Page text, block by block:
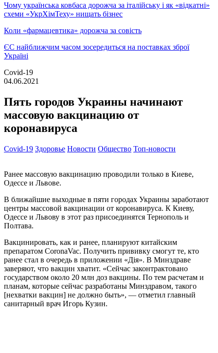
Чому українська ковбаса дорожча за італійську і як «відкатні»
схеми «УкрХімТеху» нищать бізнес
Коли «фармацевтика» дорожча за совість
ЄС найближчим часом зосередиться на поставках зброї
Україні
Covid-19
04.06.2021
Пять городов Украины начинают
массовую вакцинацию от
коронавируса
Covid-19 Здоровье Новости Общество Топ-новости
Ранее массовую вакцинацию проводили только в Киеве,
Одессе и Львове.
В ближайшие выходные в пяти городах Украины заработают
центры массовой вакцинации от коронавируса. К Киеву,
Одессе и Львову в этот раз присоединятся Тернополь и
Полтава.
Вакцинировать, как и ранее, планируют китайским
препаратом CoronaVac. Получить прививку смогут те, кто
ранее стал в очередь в приложении «Дія». В Минздраве
заверяют, что вакцин хватит. «Сейчас законтрактовано
государством около 20 млн доз вакцины. По тем расчетам и
планам, которые сейчас разработаны Минздравом, такого
[нехватки вакцин] не должно быть», — отметил главный
санитарный врач Игорь Кузин.